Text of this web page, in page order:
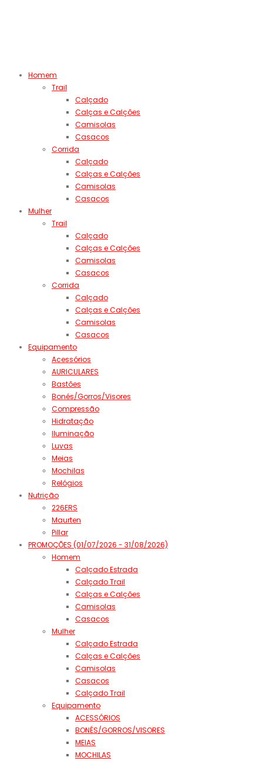
Homem
Trail
Calçado
Calças e Calções
Camisolas
Casacos
Corrida
Calçado
Calças e Calções
Camisolas
Casacos
Mulher
Trail
Calçado
Calças e Calções
Camisolas
Casacos
Corrida
Calçado
Calças e Calções
Camisolas
Casacos
Equipamento
Acessórios
AURICULARES
Bastões
Bonés/Gorros/Visores
Compressão
Hidratação
Iluminação
Luvas
Meias
Mochilas
Relógios
Nutrição
226ERS
Maurten
Pillar
PROMOÇÕES (01/07/2026 - 31/08/2026)
Homem
Calçado Estrada
Calçado Trail
Calças e Calções
Camisolas
Casacos
Mulher
Calçado Estrada
Calças e Calções
Camisolas
Casacos
Calçado Trail
Equipamento
ACESSÓRIOS
BONÉS/GORROS/VISORES
MEIAS
MOCHILAS